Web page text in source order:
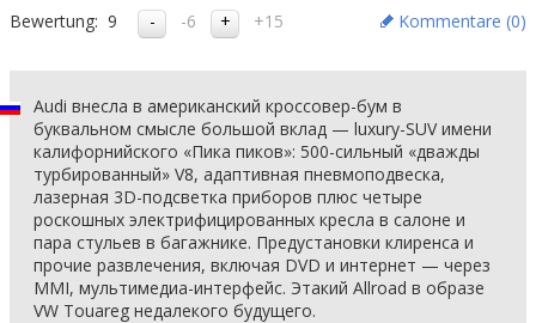
Bewertung: 9 -6 +15 Kommentare (0)
Audi внесла в американский кроссовер-бум в
буквальном смысле большой вклад — luxury-SUV имени
калифорнийского «Пика пиков»: 500-сильный «дважды
турбированный» V8, адаптивная пневмоподвеска,
лазерная 3D-подсветка приборов плюс четыре
роскошных электрифицированных кресла в салоне и
пара стульев в багажнике. Предустановки клиренса и
прочие развлечения, включая DVD и интернет — через
MMI, мультимедиа-интерфейс. Этакий Allroad в образе
VW Touareg недалекого будущего.